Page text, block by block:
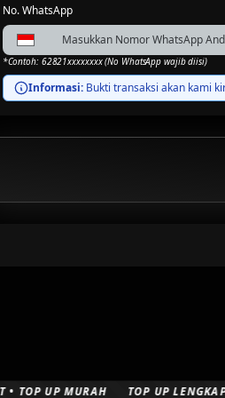
No. WhatsApp
*Contoh: 62821xxxxxxxx (No WhatsApp wajib diisi)
Informasi:Bukti transaksi akan kami
MURAH TOP UP LENGKAP • TOP